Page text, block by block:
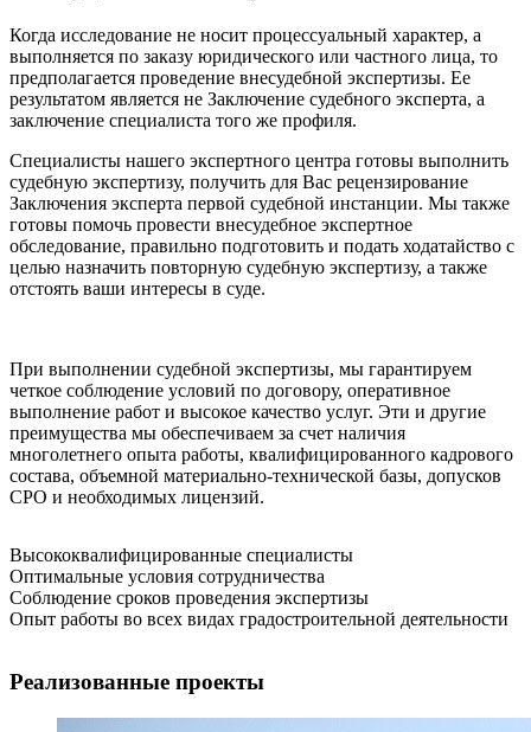
Когда исследование не носит процессуальный характер, а
выполняется по заказу юридического или частного лица, то
предполагается проведение внесудебной экспертизы. Ее
результатом является не Заключение судебного эксперта, а
заключение специалиста того же профиля.
Специалисты нашего экспертного центра готовы выполнить
судебную экспертизу, получить для Вас рецензирование
Заключения эксперта первой судебной инстанции. Мы также
готовы помочь провести внесудебное экспертное
обследование, правильно подготовить и подать ходатайство с
целью назначить повторную судебную экспертизу, а также
отстоять ваши интересы в суде.
При выполнении судебной экспертизы, мы гарантируем
четкое соблюдение условий по договору, оперативное
выполнение работ и высокое качество услуг. Эти и другие
преимущества мы обеспечиваем за счет наличия
многолетнего опыта работы, квалифицированного кадрового
состава, объемной материально-технической базы, допусков
СРО и необходимых лицензий.
Высококвалифицированные специалисты
Оптимальные условия сотрудничества
Соблюдение сроков проведения экспертизы
Опыт работы во всех видах градостроительной деятельности
Реализованные проекты